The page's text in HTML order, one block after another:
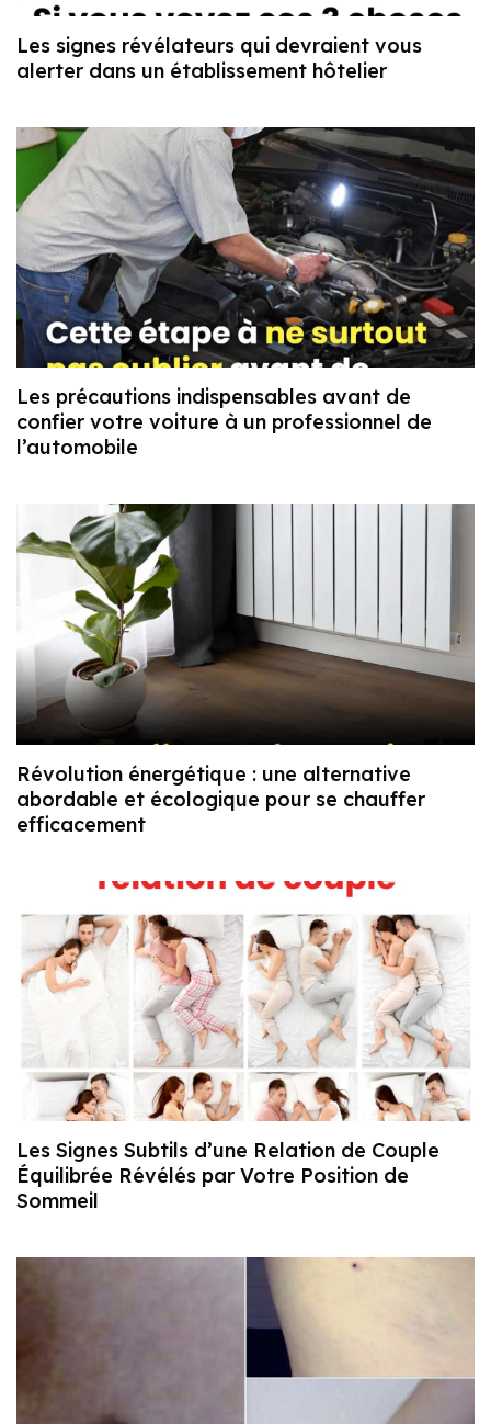
Les signes révélateurs qui devraient vous
alerter dans un établissement hôtelier
Les précautions indispensables avant de
confier votre voiture à un professionnel de
l’automobile
Révolution énergétique : une alternative
abordable et écologique pour se chauffer
efficacement
Les Signes Subtils d’une Relation de Couple
Équilibrée Révélés par Votre Position de
Sommeil